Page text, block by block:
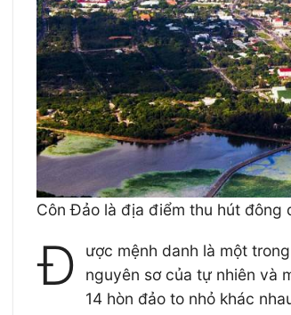
Côn Đảo là địa điểm thu hút đông
Đ
ược mệnh danh là một
nguyên sơ của tự nhiên và
14 hòn đảo to nhỏ khác